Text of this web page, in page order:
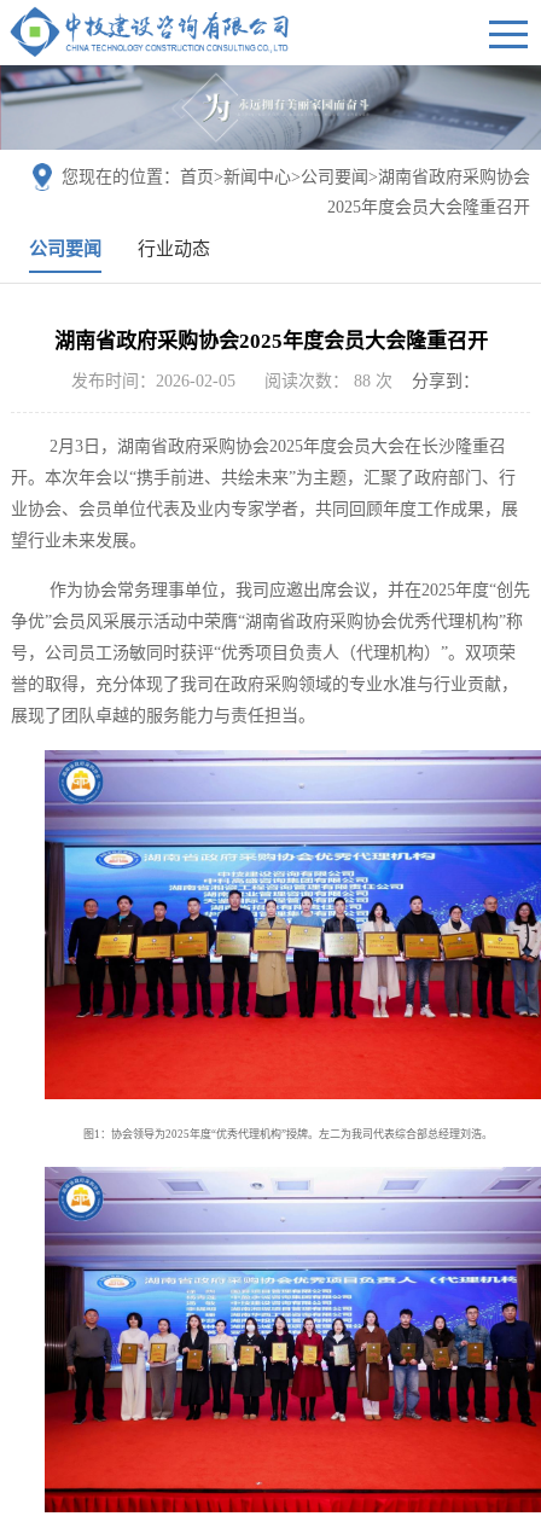
您现在的位置：首页>新闻中心>公司要闻>湖南省政府采购协会
2025年度会员大会隆重召开
公司要闻 行业动态
湖南省政府采购协会2025年度会员大会隆重召开
发布时间：2026-02-05 阅读次数： 88 次 分享到：
2月3日，湖南省政府采购协会2025年度会员大会在长沙隆重召
开。本次年会以“携手前进、共绘未来”为主题，汇聚了政府部门、行
业协会、会员单位代表及业内专家学者，共同回顾年度工作成果，展
望行业未来发展。
作为协会常务理事单位，我司应邀出席会议，并在2025年度“创先
争优”会员风采展示活动中荣膺“湖南省政府采购协会优秀代理机构”称
号，公司员工汤敏同时获评“优秀项目负责人（代理机构）”。双项荣
誉的取得，充分体现了我司在政府采购领域的专业水准与行业贡献，
展现了团队卓越的服务能力与责任担当。
图 1：协会领导为2025年度“优秀代理机构”授牌。左二为我司代表综合部总经理刘浩。